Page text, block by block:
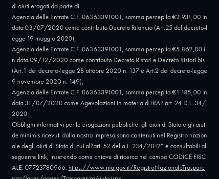
di aiuti erogati da parte di:
Agenzia delle Entrate C.F. 06363391001, somma percepita €2.931,00 in
data 03/07/2020 come contributo Decreto Rilancio (Art.25 del decreto-l
egge 19 maggio 2020);
Agenzia delle Entrate C.F. 06363391001, somma percepita €5.862,00 i
n data 09/12/2020 come contributo Decreto Ristori e Decreto Ristori bis
(Art.1 del decreto-legge 28 ottobre 2020 n. 137 e Art.2 del decreto-legge
9 novembre 2020 n. 149);
Agenzia delle Entrate C.F. 06363391001, somma percepita €1.185,00 in
data 31/07/2020 come Agevolazioni in materia di IRAP art. 24 D.L. 34/
2020.
Obblighi informativi per le erogazioni pubbliche: gli aiuti di Stato e gli aiuti
de minimis ricevuti dalla nostra impresa sono contenuti nel Registro nazion
ale degli aiuti di Stato di cui all'art. 52 della L. 234/2012” e consultabili al
seguente link, inserendo come chiave di ricerca nel campo CODICE FISC
ALE: 07723780966. https://www.rna.gov.it/RegistroNazionaleTraspare